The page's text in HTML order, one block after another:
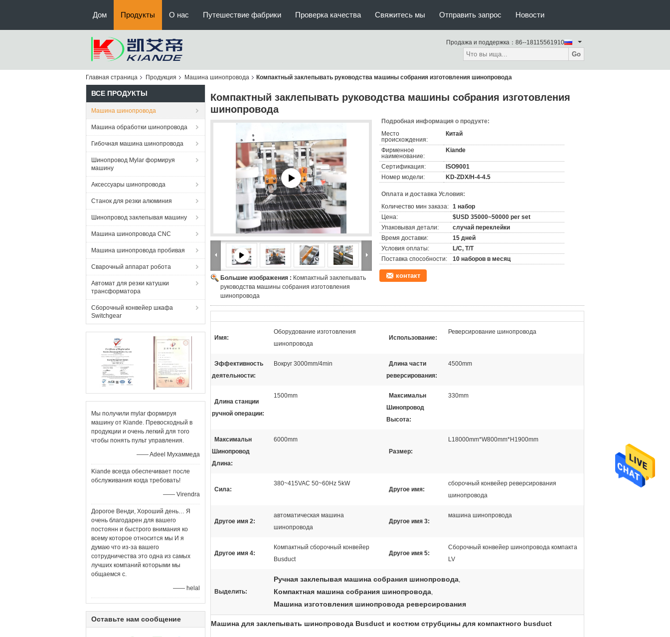
Дом Продукты О нас Путешествие фабрики Проверка качества Свяжитесь мы Отправить запрос Новости
Продажа и поддержка： 86--18115561910
Go
Главная страница Продукция Машина шинопровода Компактный заклепывать руководства машины собрания изготовления шинопровода
ВСЕ ПРОДУКТЫ
Машина шинопровода
Машина обработки шинопровода
Гибочная машина шинопровода
Шинопровод Mylar формируя
машину
Аксессуары шинопровода
Станок для резки алюминия
Шинопровод заклепывая машину
Машина шинопровода CNC
Машина шинопровода пробивая
Сварочный аппарат робота
Автомат для резки катушки
трансформатора
Сборочный конвейер шкафа
Switchgear
Мы получили mylar формируя
машину от Kiande. Превосходный в
продукции и очень легкий для того
чтобы понять пульт управления.
—— Adeel Мухаммеда
Kiande всегда обеспечивает после
обслуживания когда требовать!
—— Virendra
Дорогое Венди, Хороший день… Я
очень благодарен для вашего
постоянн и быстрого внимания ко
всему которое относится мы И я
думаю что из-за вашего
сотрудничества это одна из самых
лучших компаний которыми мы
общаемся с.
—— helal
Оставьте нам сообщение
Компактный заклепывать руководства машины собрания изготовления
шинопровода
Большие изображения : Компактный заклепывать
руководства машины собрания изготовления
шинопровода
Подробная информация о продукте:
Место
происхождения:
Китай
Фирменное
наименование:
Kiande
Сертификация:
ISO9001
Номер модели:
KD-ZDX/H-4-4.5
Оплата и доставка Условия:
Количество мин заказа: 1 набор
Цена:
$USD 35000~50000 per set
Упаковывая детали:
случай переклейки
Время доставки:
15 дней
Условия оплаты:
L/C, T/T
Поставка способности:
10 наборов в месяц
контакт
Имя:
Оборудование изготовления
шинопровода
Использование:
Реверсирование шинопровода
Эффективность
деятельности:
Вокруг 3000mm/4min
Длина части
реверсирования:
4500mm
Длина станции
ручной операции:
1500mm
Максимальн
Шинопровод
Высота:
330mm
Максимальн
Шинопровод
Длина:
6000mm
Размер:
L18000mm*W800mm*H1900mm
Сила:
380~415VAC 50~60Hz 5kW
Другое имя:
сборочный конвейер реверсирования
шинопровода
Другое имя 2:
автоматическая машина
шинопровода
Другое имя 3:
машина шинопровода
Другое имя 4:
Компактный сборочный конвейер
Busduct
Другое имя 5:
Сборочный конвейер шинопровода компакта
LV
Выделить:
Ручная заклепывая машина собрания шинопровода,
Компактная машина собрания шинопровода,
Машина изготовления шинопровода реверсирования
Машина для заклепывать шинопровода Busduct и костюм струбцины для компактного busduct